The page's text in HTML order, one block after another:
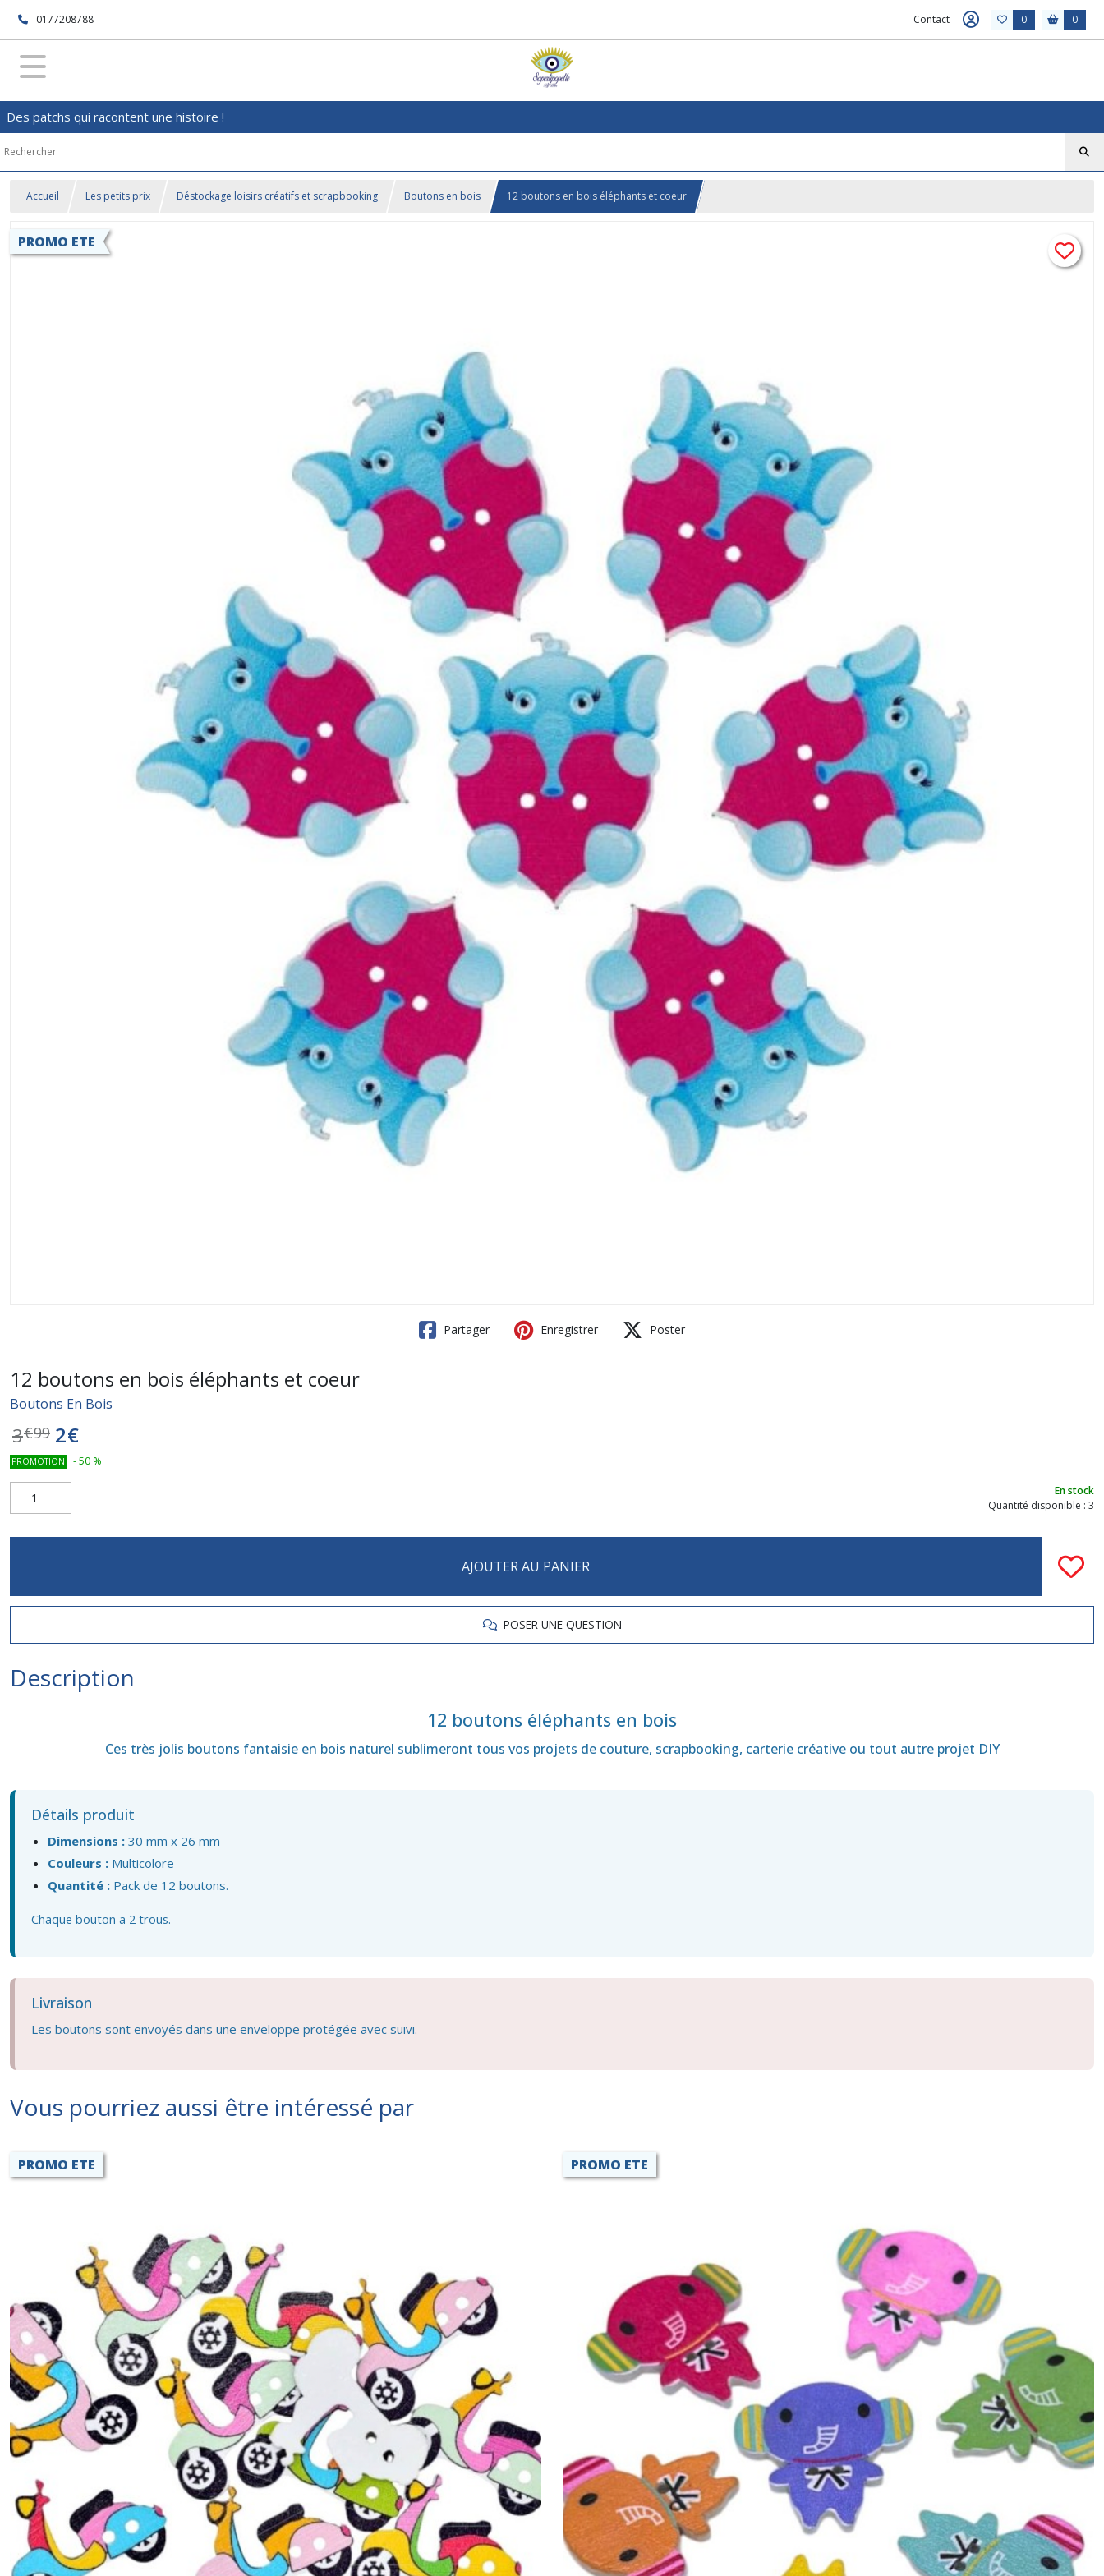
0177208788 Contact 0 0
Des patchs qui racontent une histoire !
Accueil Les petits prix Déstockage loisirs créatifs et scrapbooking Boutons en bois 12 boutons en bois éléphants et coeur
PROMO ETE
Partager Enregistrer Poster
12 boutons en bois éléphants et coeur
Boutons En Bois
3€99 2€
PROMOTION -50 %
En stock
Quantité disponible : 3
AJOUTER AU PANIER
POSER UNE QUESTION
Description
12 boutons éléphants en bois
Ces très jolis boutons fantaisie en bois naturel sublimeront tous vos projets de couture, scrapbooking, carterie créative ou tout autre projet DIY
Détails produit
Dimensions : 30 mm x 26 mm
Couleurs : Multicolore
Quantité : Pack de 12 boutons.
Chaque bouton a 2 trous.
Livraison
Les boutons sont envoyés dans une enveloppe protégée avec suivi.
Vous pourriez aussi être intéressé par
PROMO ETE PROMO ETE